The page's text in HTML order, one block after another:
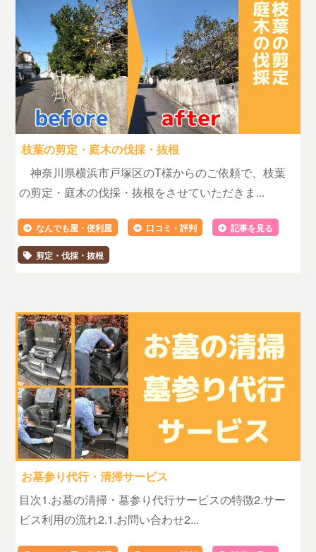
枝葉の剪定・庭木の伐採・抜根
神奈川県横浜市戸塚区のT様からのご依頼で、枝葉
の剪定・庭木の伐採・抜根をさせていただきま...
なんでも屋・便利屋 口コミ・評判 記事を見る
剪定・伐採・抜根
お墓参り代行・清掃サービス
目次1.お墓の清掃・墓参り代行サービスの特徴2.サー
ビス利用の流れ2.1.お問い合わせ2...